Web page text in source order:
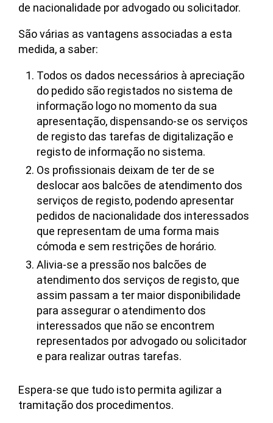
de nacionalidade por advogado ou solicitador.
São várias as vantagens associadas a esta
medida, a saber:
Todos os dados necessários à apreciação
do pedido são registados no sistema de
informação logo no momento da sua
apresentação, dispensando-se os serviços
de registo das tarefas de digitalização e
registo de informação no sistema.
Os profissionais deixam de ter de se
deslocar aos balcões de atendimento dos
serviços de registo, podendo apresentar
pedidos de nacionalidade dos interessados
que representam de uma forma mais
cómoda e sem restrições de horário.
Alivia-se a pressão nos balcões de
atendimento dos serviços de registo, que
assim passam a ter maior disponibilidade
para assegurar o atendimento dos
interessados que não se encontrem
representados por advogado ou solicitador
e para realizar outras tarefas.
Espera-se que tudo isto permita agilizar a
tramitação dos procedimentos.